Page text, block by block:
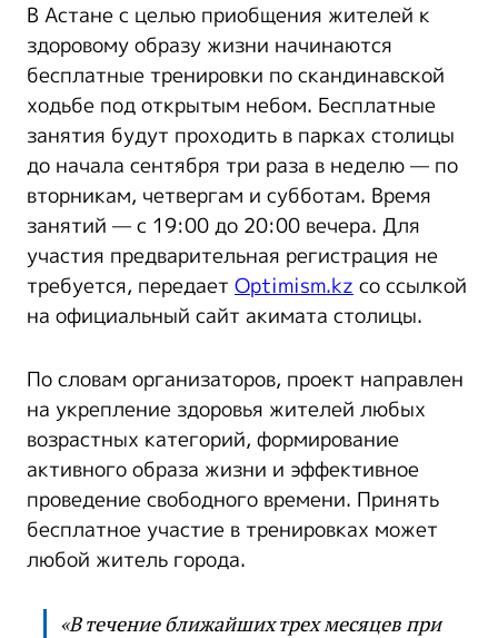
В Астане с целью приобщения жителей к
здоровому образу жизни начинаются
бесплатные тренировки по скандинавской
ходьбе под открытым небом. Бесплатные
занятия будут проходить в парках столицы
до начала сентября три раза в неделю — по
вторникам, четвергам и субботам. Время
занятий — с 19:00 до 20:00 вечера. Для
участия предварительная регистрация не
требуется, передает Optimism.kz со ссылкой
на официальный сайт акимата столицы.
По словам организаторов, проект направлен
на укрепление здоровья жителей любых
возрастных категорий, формирование
активного образа жизни и эффективное
проведение свободного времени. Принять
бесплатное участие в тренировках может
любой житель города.
«В течение ближайших трех месяцев при